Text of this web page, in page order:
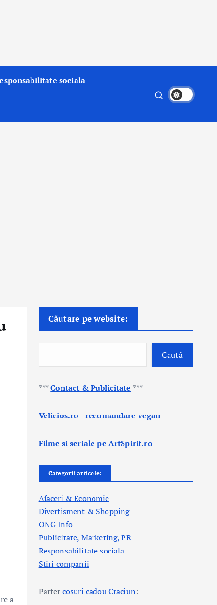
sociala
a
Căutare pe website:
Caută
***Contact & Publicitate ***
Velicios.ro - recomandare vegan
Filme si seriale pe ArtSpirit.ro
Categorii articole:
Afaceri & Economie
Divertisment & Shopping
ONG Info
Publicitate, Marketing, PR
Responsabilitate sociala
Stiri companii
Parter cosuri cadou Craciun: